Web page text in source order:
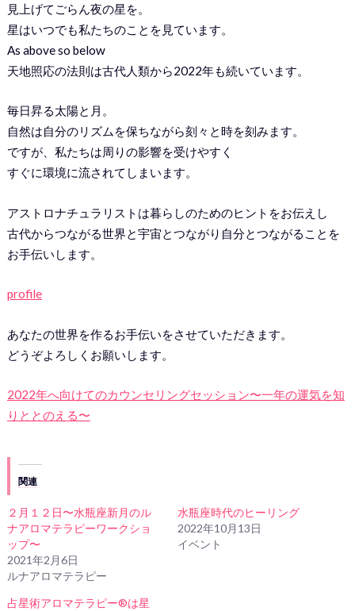
見上げてごらん夜の星を。
星はいつでも私たちのことを見ています。
As above so below
天地照応の法則は古代人類から2022年も続いています。
毎日昇る太陽と月。
自然は自分のリズムを保ちながら刻々と時を刻みます。
ですが、私たちは周りの影響を受けやすく
すぐに環境に流されてしまいます。
アストロナチュラリストは暮らしのためのヒントをお伝えし
古代からつながる世界と宇宙とつながり自分とつながることを
お手伝いします。
profile
あなたの世界を作るお手伝いをさせていただきます。
どうぞよろしくお願いします。
2022年へ向けてのカウンセリングセッション〜一年の運気を知
りととのえる〜
関連
２月１２日〜水瓶座新月のル
ナアロマテラピーワークショ
ップ〜
2021年2月6日
ルナアロマテラピー
水瓶座時代のヒーリング
2022年10月13日
イベント
占星術アロマテラピー®︎は星